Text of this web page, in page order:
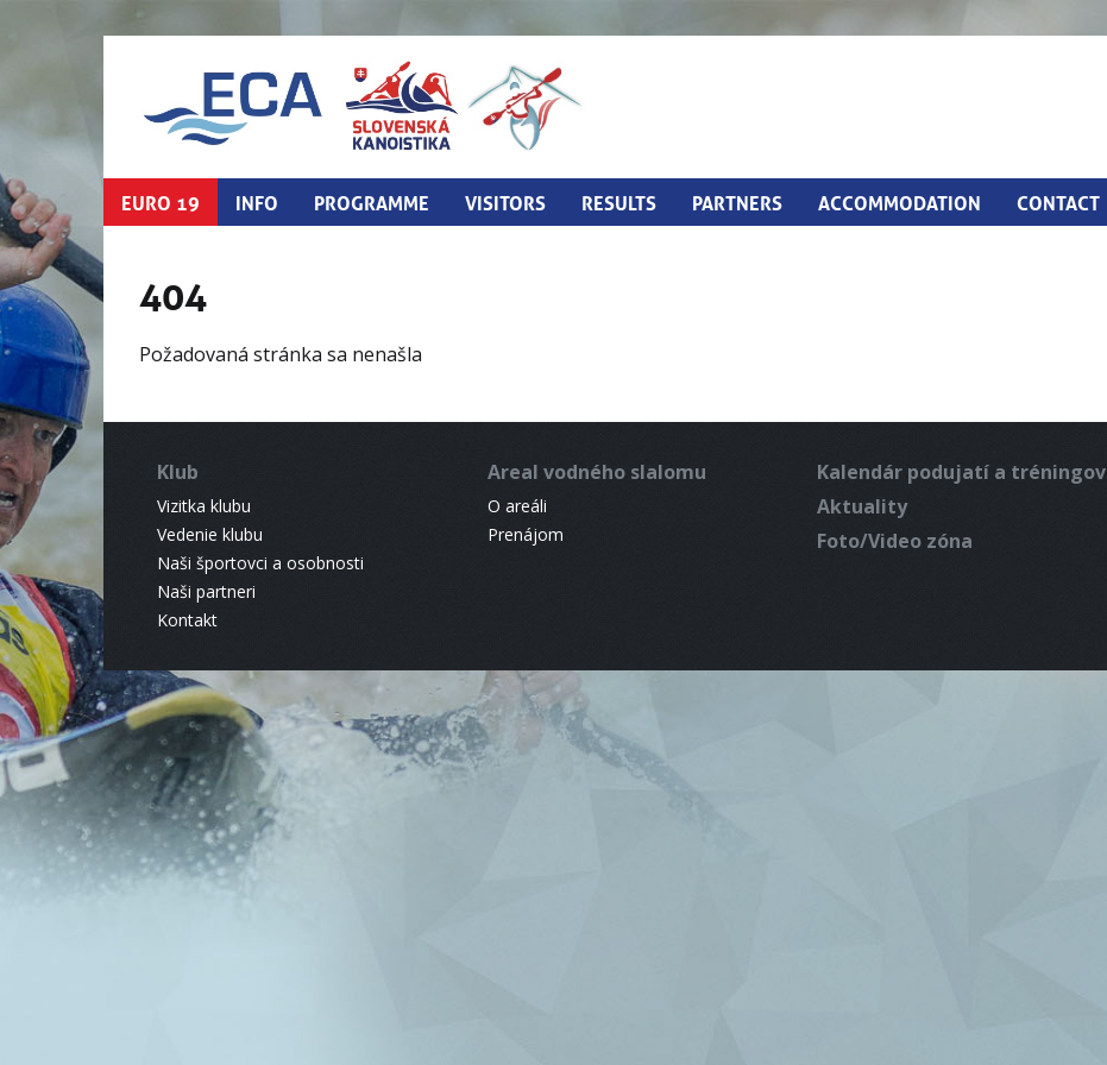
EURO 19 INFO PROGRAMME VISITORS RESULTS PARTNERS ACCOMMODATION CONTACT
404
Požadovaná stránka sa nenašla
Klub
Vizitka klubu
Vedenie klubu
Naši športovci a osobnosti
Naši partneri
Kontakt
Areal vodného slalomu
O areáli
Prenájom
Kalendár podujatí a tréningov
Aktuality
Foto/Video zóna